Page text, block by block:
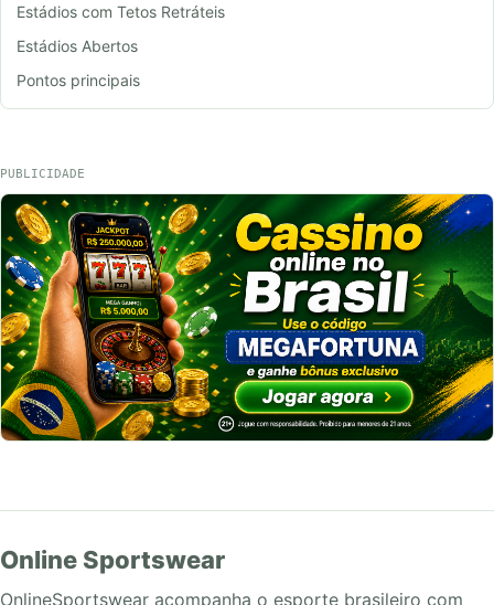
Estádios com Tetos Retráteis
Estádios Abertos
Pontos principais
PUBLICIDADE
Online Sportswear
OnlineSportswear acompanha o esporte brasileiro com